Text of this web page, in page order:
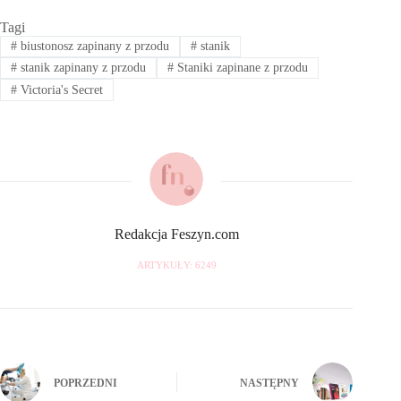
Tagi
#biustonosz zapinany z przodu #stanik
#stanik zapinany z przodu #Staniki zapinane z przodu
#Victoria's Secret
Redakcja Feszyn.com
ARTYKUŁY: 6249
POPRZEDNI NASTĘPNY